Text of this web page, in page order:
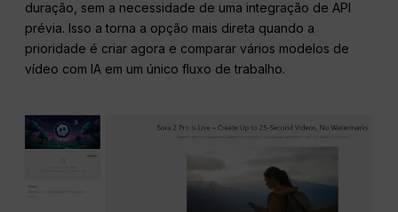
duração, sem a necessidade de uma integração de API
prévia. Isso a torna a opção mais direta quando a
prioridade é criar agora e comparar vários modelos de
vídeo com IA em um único fluxo de trabalho.